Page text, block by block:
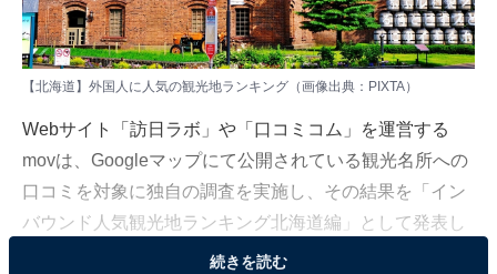
【北海道】外国人に人気の観光地ランキング（画像出典：PIXTA）
Webサイト「訪日ラボ」や「口コミコム」を運営する
movは、Googleマップにて公開されている観光名所への
口コミを対象に独自の調査を実施し、その結果を「イン
バウンド人気観光地ランキング北海道編」として発表し
ました。調査期間は、2025年10月5日〜2025年12月4日
続きを読む